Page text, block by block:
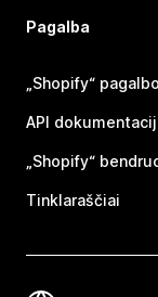
Pagalba
„Shopify“
API
„Shopify“
Tinklaraščiai